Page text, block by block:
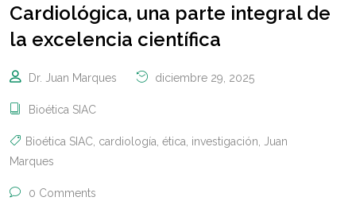
Cardiológica, una parte integral de
la excelencia científica
Dr. Juan Marques diciembre 29, 2025
Bioética SIAC
Bioética SIAC, cardiología, ética, investigación, Juan
Marques
0 Comments